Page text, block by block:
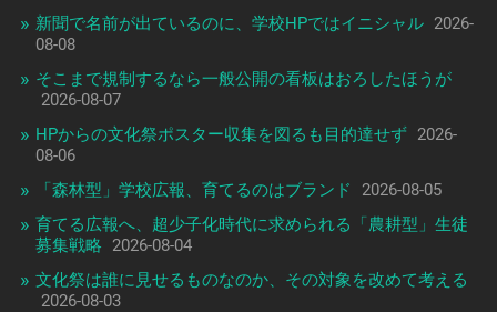
新聞で名前が出ているのに、学校HPではイニシャル 2026-
08-08
そこまで規制するなら一般公開の看板はおろしたほうが
2026-08-07
HPからの文化祭ポスター収集を図るも目的達せず 2026-
08-06
「森林型」学校広報、育てるのはブランド
2026-08-05
育てる広報へ、超少子化時代に求められる「農耕型」生徒
募集戦略
2026-08-04
文化祭は誰に見せるものなのか、その対象を改めて考える
2026-08-03